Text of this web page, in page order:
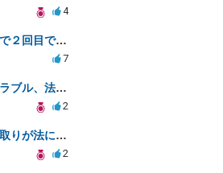
4
開示請求の仮処分での審尋で２回目で終わらない場合どうしたらいいですか
7
SNSでの誹謗中傷と金銭トラブル、法的対応の相談
2
未成年者との不適切なやり取りが法に触れる可能性と対処法
2